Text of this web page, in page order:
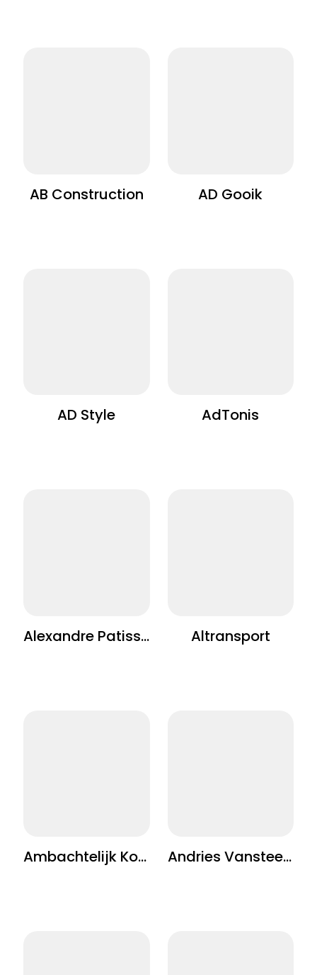
AB Construction AD Gooik
AD Style AdTonis
Alexandre Patisserie Altransport
Ambachtelijk Koffiehuis Andries Vansteenkiste